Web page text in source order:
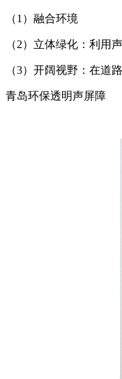
（1）融合环境
（2）立体绿化：利用
（3）开阔视野：在道
青岛环保透明声屏障